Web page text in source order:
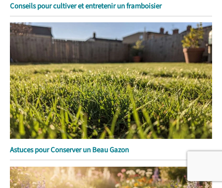
Conseils pour cultiver et entretenir un framboisier
Astuces pour Conserver un Beau Gazon